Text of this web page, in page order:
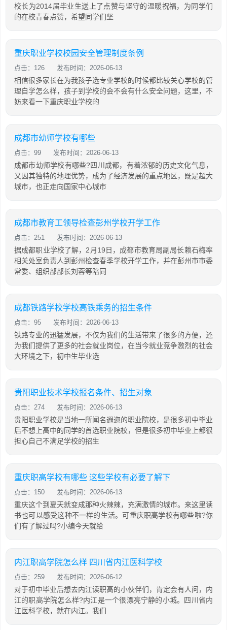
校长为2014届毕业生送上了点赞与坚守的温暖祝福，为同学们
的在校青春点赞，希望同学们坚
重庆职业学校校园安全管理制度条例
点击：126 发布时间：2026-06-13
相信很多家长在为我孩子选专业学校的时候都比较关心学校的管
理自学怎么样，孩子到学校的会不会有什么安全问题，这里，不
妨来看一下重庆职业学校的
成都市幼师学校有哪些
点击：99 发布时间：2026-06-13
成都市幼师学校有哪些?四川成都，有着浓郁的历史文化气息，
又因其独特的地理优势，成为了经济发展的重点地区，既是超大
城市，也正走向国家中心城市
成都市教育工领导检查彭州学校开学工作
点击：251 发布时间：2026-06-13
据成都职业学校了解，2月19日，成都市教育局副局长赖石梅率
相关处室负责人到彭州检查春季学校开学工作，并在彭州市市委
常委、组织部部长刘蓉等陪同
成都铁路学校学校高铁乘务的招生条件
点击：95 发布时间：2026-06-13
铁路专业的迅猛发展，不仅为我们的生活带来了很多的方便，还
为我们提供了更多的社会就业岗位，在当今就业竞争激烈的社会
大环境之下，初中生毕业选
贵阳职业技术学校报名条件、招生对象
点击：274 发布时间：2026-06-13
贵阳职业学校是当地一所闻名遐迩的职业院校，是很多初中毕业
后不想上高中的同学的首选职业院校，但是很多初中毕业上都很
担心自己不满足学校的招生
重庆职高学校有哪些 这些学校有必要了解下
点击：150 发布时间：2026-06-13
重庆这个到夏天就变成那种火辣辣，充满激情的城市。来这里读
书也可以感受这种不一样的生活。可重庆职高学校有哪些啦?你
们有了解过吗?小编今天就给
内江职高学院怎么样 四川省内江医科学校
点击：259 发布时间：2026-06-12
对于初中毕业后想去内江读职高的小伙伴们，肯定会有人问，内
江的职高学院怎么样?内江是一个很漂亮宁静的小城。四川省内
江医科学校，就在内江。我们